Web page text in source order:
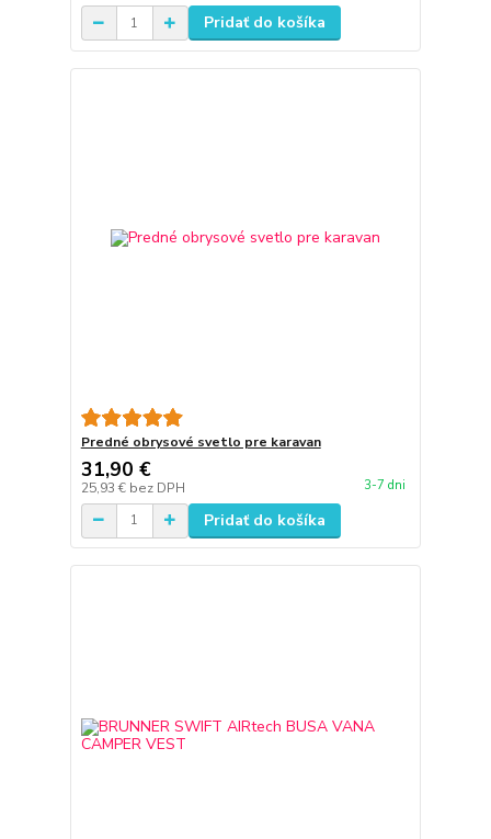
Pridať do košíka
Predné obrysové svetlo pre karavan
31,90 €
25,93 € bez DPH 3-7 dni
Pridať do košíka